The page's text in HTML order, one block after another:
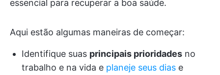
essencial para recuperar a boa saúde.
Aqui estão algumas maneiras de começar:
Identifique suas principais prioridades no
trabalho e na vida e planeje seus dias e